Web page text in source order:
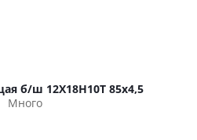
б/ш 12Х18Н10Т 85х4,5
Много